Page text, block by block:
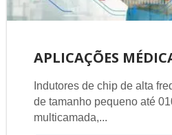
APLICAÇÕES
Indutores de chip de alta
de tamanho pequeno até
multicamada,...